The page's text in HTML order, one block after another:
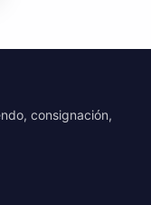
consignación,